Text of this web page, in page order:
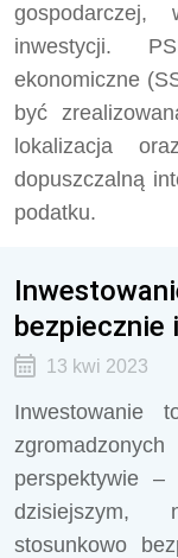
inwestycji.
ekonomiczne
być
lokalizacja
dopuszczalną
podatku.
bezpiecznie
13 kwi 2023
Inwestowanie
perspektywie –
dzisiejszym,
stosunkowo